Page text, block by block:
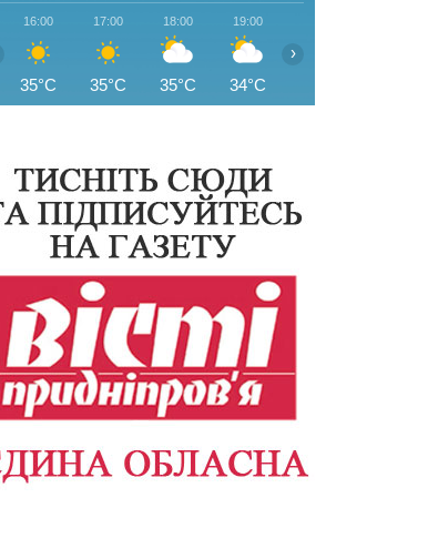
16:00
35°C
17:00
35°C
18:00
35°C
19:00
34°C
›